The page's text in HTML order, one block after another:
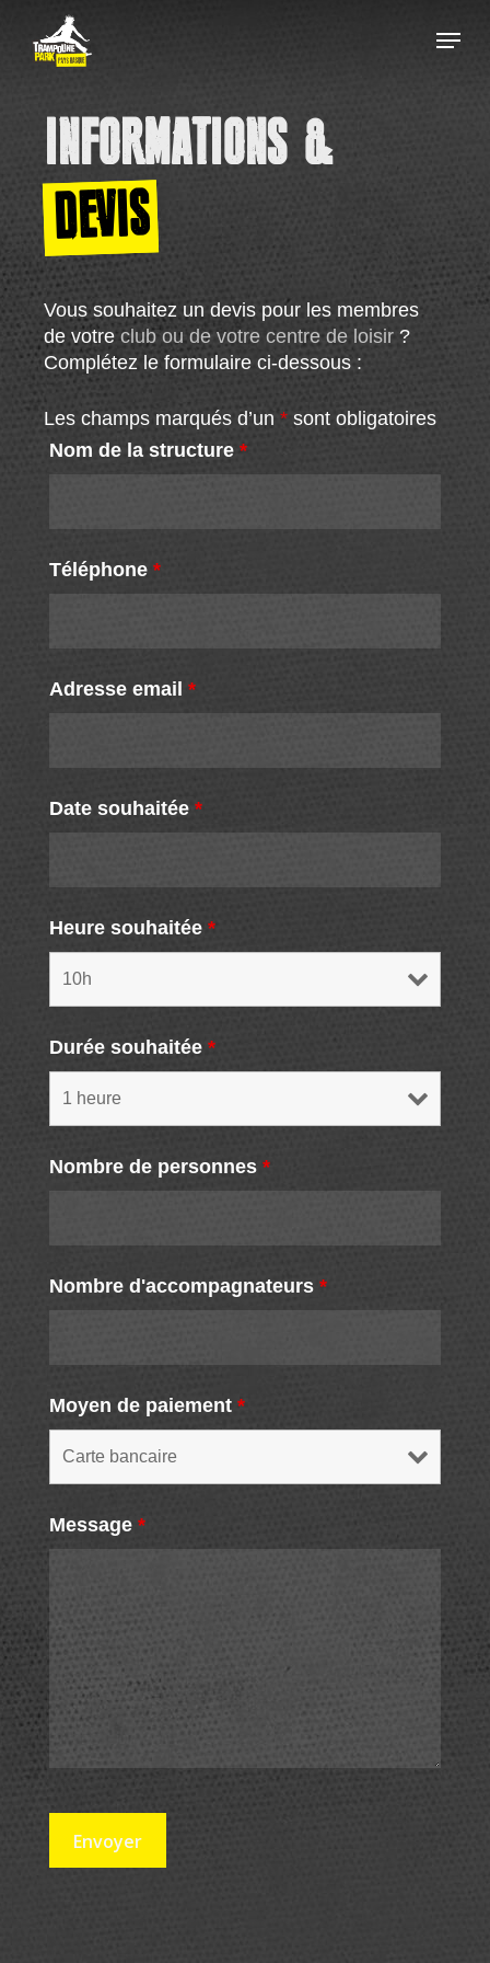
main
Menu
INFORMATIONS &
DEVIS
Vous souhaitez un devis pour les membres
de votreclub ou de votre centre de loisir ?
Complétez le formulaire ci-dessous :
Les champs marqués d’un* sont obligatoires
Nom de la structure*
Téléphone*
Adresse email*
Date souhaitée*
Heure souhaitée*
Durée souhaitée*
Nombre de personnes*
Nombre d'accompagnateurs*
Moyen de paiement*
Message*